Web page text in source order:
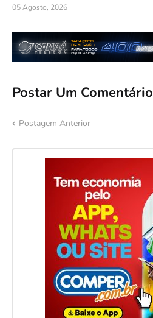
05 Agosto, 2026
Postar Um Comentário
Postagem Anterior